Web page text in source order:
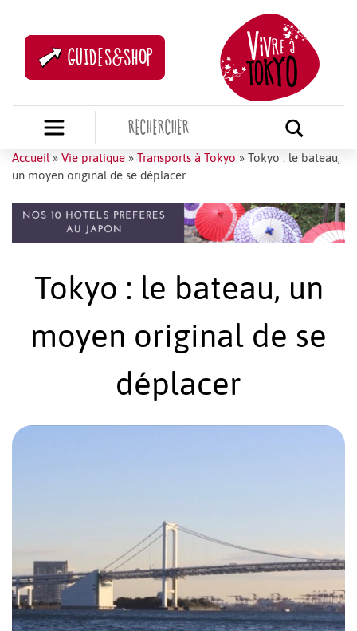
GUIDES&SHOP
Accueil » Vie pratique » Transports à Tokyo » Tokyo : le bateau,
un moyen original de se déplacer
Tokyo : le bateau, un
moyen original de se
déplacer